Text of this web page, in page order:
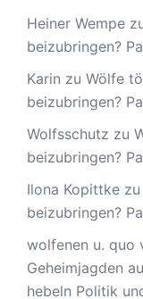
Heiner Wempe
beizubringen?
Karin zu Wölfe
beizubringen?
Wolfsschutz zu
beizubringen?
Ilona Kopittke zu
beizubringen?
wolfenen u. quo
Geheimjagden
hebeln Politik